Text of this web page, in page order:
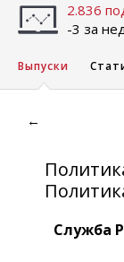
2.836
-3 за
Выпуски
←
Служба